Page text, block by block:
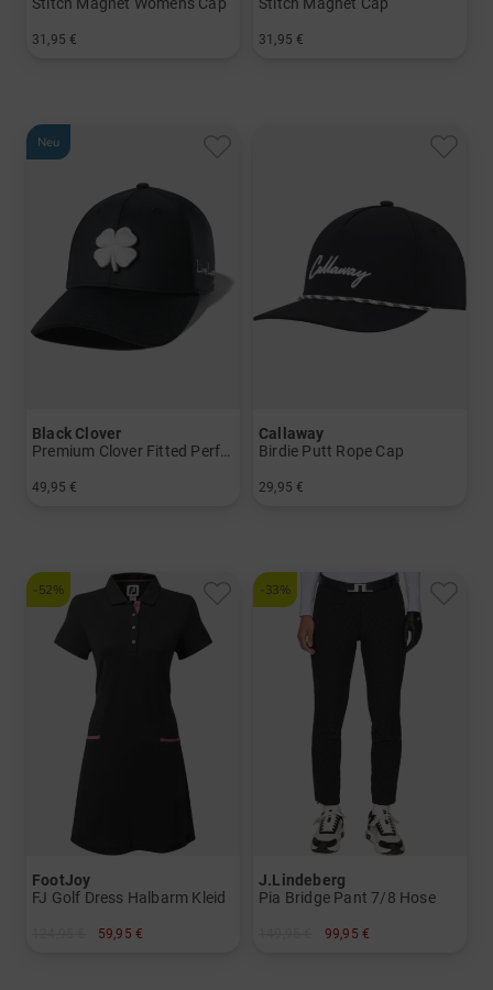
31,95 € 31,95 €
Neu
Black Clover
49,95 €
Callaway
Birdie Putt Rope Cap
29,95 €
-52%
FootJoy
FJ Golf Dress Halbarm Kleid
59,95 €
-33%
J.Lindeberg
Pia Bridge Pant 7/8 Hose
99,95 €